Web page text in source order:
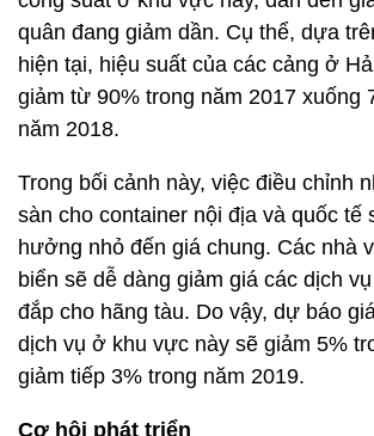
quân đang giảm dần. Cụ thể, dựa
hiện tại, hiệu suất của các cảng ở
giảm từ 90% trong năm 2017 xuống
năm 2018.
Trong bối cảnh này, việc điều chỉnh
sàn cho container nội địa và quốc tế
hưởng nhỏ đến giá chung. Các nhà
biển sẽ dễ dàng giảm giá các dịch
đắp cho hãng tàu. Do vậy, dự báo
dịch vụ ở khu vực này sẽ giảm 5%
giảm tiếp 3% trong năm 2019.
Cơ hội phát triển